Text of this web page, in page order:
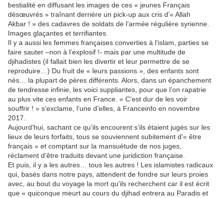
bestialité en diffusant les images de ces « jeunes Français
désœuvrés » traînant derrière un pick-up aux cris d’« Allah
Akbar ! » des cadavres de soldats de l’armée régulière syrienne.
Images glaçantes et terrifiantes.
Il y a aussi les femmes françaises converties à l’islam, parties se
faire sauter –non à l’explosif !- mais par une multitude de
djihadistes (il fallait bien les divertir et leur permettre de se
reproduire…) Du fruit de « leurs passions », des enfants sont
nés… la plupart de pères différents. Alors, dans un épanchement
de tendresse infinie, les voici suppliantes, pour que l’on rapatrie
au plus vite ces enfants en France. « C’est dur de les voir
souffrir ! » s’exclame, l’une d’elles, à Franceinfo en novembre
2017.
Aujourd’hui, sachant ce qu’ils encourent s’ils étaient jugés sur les
lieux de leurs forfaits, tous se souviennent subitement d’« être
français » et comptant sur la mansuétude de nos juges,
réclament d’être traduits devant une juridiction française.
Et puis, il y a les autres… tous les autres ! Les islamistes radicaux
qui, basés dans notre pays, attendent de fondre sur leurs proies
avec, au bout du voyage la mort qu’ils recherchent car il est écrit
que « quiconque meurt au cours du djihad entrera au Paradis et